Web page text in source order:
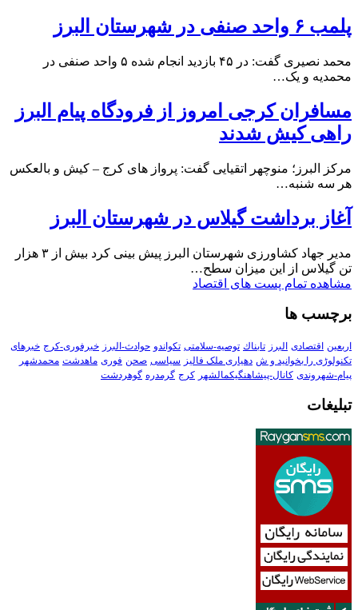
پلمب ۶ واحد صنفی در شهرستان البرز
محمد نصیری گفت: در ۴۵ بازدید انجام شده ۵ واحد صنفی در
محمدیه و یک…
مسافران کرجی امروز از فرودگاه پیام البرز
راهی کیش شدند
مرکز البرز؛ منوچهر اتقیایی گفت: پرواز های کرج – کیش و بالعکس
هر سه شنبه…
آغاز برداشت گیلاس در شهرستان البرز
مدیر جهاد کشاورزی شهرستان البرز پیش بینی کرد بیش از ۳ هزار
تن گیلاس از این میزان سطح…
مشاهده تمام پست های اقتصاد
برچسب ها
اربعین اقتصادی البرز تابناك توصیه-سلامتی تکواندو حوادث-البرز خبرفوری-کرج خبرهای
تکنولوڑی را بخوانید و ش دهیاری ملک فالیز سیاسی صحن فوری ماهدشت محمدشهر
پیام-شهروندی کانال-پیشاهنگیکمالشهر کرج گرمدره گوهردشت
تبلیغات